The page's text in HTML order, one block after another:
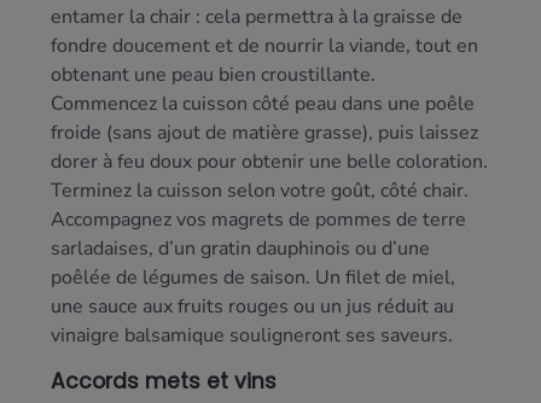
entamer la chair : cela permettra à la graisse de
fondre doucement et de nourrir la viande, tout en
obtenant une peau bien croustillante.
Commencez la cuisson côté peau dans une poêle
froide (sans ajout de matière grasse), puis laissez
dorer à feu doux pour obtenir une belle coloration.
Terminez la cuisson selon votre goût, côté chair.
Accompagnez vos magrets de pommes de terre
sarladaises, d’un gratin dauphinois ou d’une
poêlée de légumes de saison. Un filet de miel,
une sauce aux fruits rouges ou un jus réduit au
vinaigre balsamique souligneront ses saveurs.
Accords mets et vins